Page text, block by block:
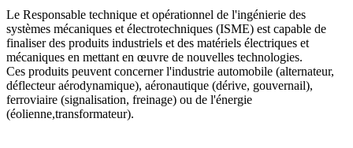
Le Responsable technique et opérationnel de l'ingénierie des
systèmes mécaniques et électrotechniques (ISME) est capable de
finaliser des produits industriels et des matériels électriques et
mécaniques en mettant en œuvre de nouvelles technologies.
Ces produits peuvent concerner l'industrie automobile (alternateur,
déflecteur aérodynamique), aéronautique (dérive, gouvernail),
ferroviaire (signalisation, freinage) ou de l'énergie
(éolienne,transformateur).